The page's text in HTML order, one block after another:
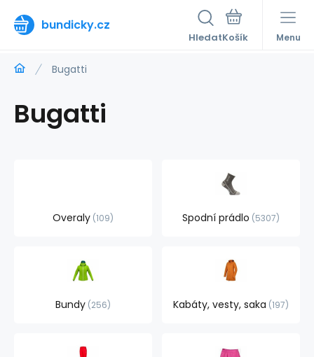
bundicky.cz
Hledat Menu
Bugatti
Bugatti
Overaly 109 Spodní prádlo 5307
Bundy 256 Kabáty, vesty, saka 197